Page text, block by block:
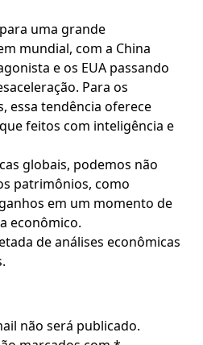
uma grande
mundial, com a China
e os EUA passando
Para os
essa tendência oferece
feitos com inteligência e
globais, podemos não
patrimônios, como
em um momento de
econômico.
de análises econômicas
não será publicado.